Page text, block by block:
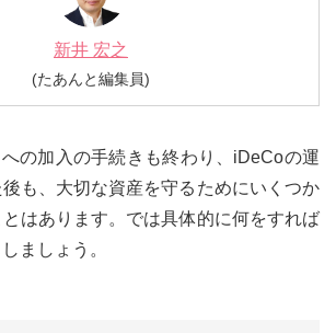
新井 宏之
(たあんと編集員)
の加入の手続きも終わり、iDeCoの運
も、大切な資産を守るためにいくつか
はあります。では具体的に何をすれば
ましょう。